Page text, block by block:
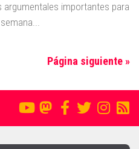
argumentales importantes para
Página siguiente »